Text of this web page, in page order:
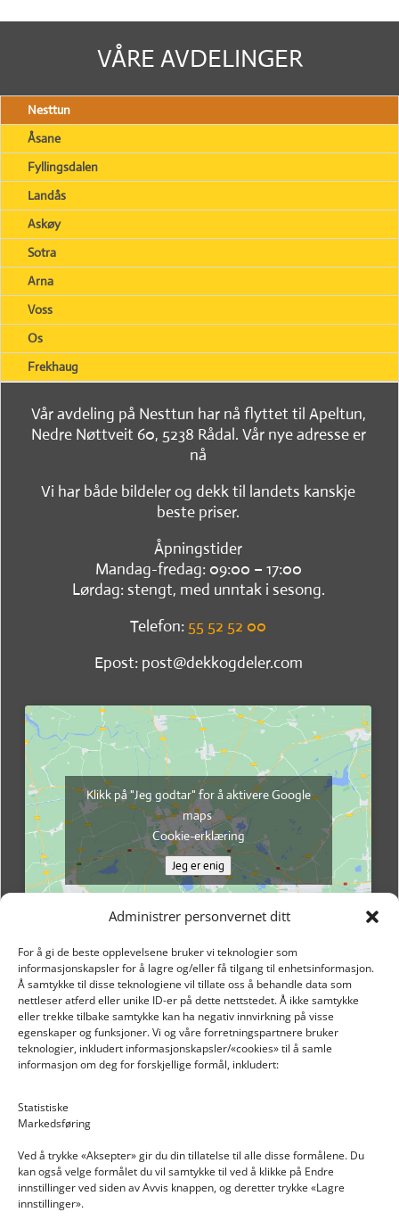
Administrer personvernet ditt
For å gi de beste opplevelsene bruker vi teknologier som
informasjonskapsler for å lagre og/eller få tilgang til enhetsinformasjon.
Å samtykke til disse teknologiene vil tillate oss å behandle data som
nettleser atferd eller unike ID-er på dette nettstedet. Å ikke samtykke
eller trekke tilbake samtykke kan ha negativ innvirkning på visse
egenskaper og funksjoner. Vi og våre forretningspartnere bruker
teknologier, inkludert informasjonskapsler/«cookies» til å samle
informasjon om deg for forskjellige formål, inkludert:
Statistiske
Markedsføring
Ved å trykke «Aksepter» gir du din tillatelse til alle disse formålene. Du
kan også velge formålet du vil samtykke til ved å klikke på Endre
innstillinger ved siden av Avvis knappen, og deretter trykke «Lagre
innstillinger».
VÅRE AVDELINGER
Nesttun
Åsane
Fyllingsdalen
Landås
Askøy
Sotra
Arna
Voss
Os
Frekhaug
Vår avdeling på Nesttun har nå flyttet til Apeltun,
Nedre Nøttveit 60, 5238 Rådal. Vår nye adresse er
nå
Vi har både bildeler og dekk til landets kanskje
beste priser.
Åpningstider
Mandag-fredag: 09:00 – 17:00
Lørdag: stengt, med unntak i sesong.
Telefon: 55 52 52 00
Epost: post@dekkogdeler.com
Klikk på "Jeg godtar" for å aktivere Google
maps
Cookie-erklæring
Jeg er enig